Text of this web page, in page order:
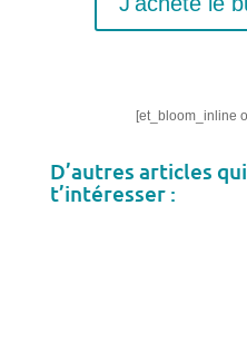
[et_bloom_inline
D’autres articles
t’intéresser :